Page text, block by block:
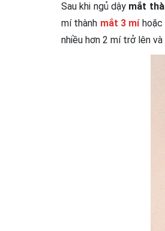
Sau khi ngủ dậy mắt
mí thành mắt 3 míhoặc
nhiều hơn 2 mí trở lên